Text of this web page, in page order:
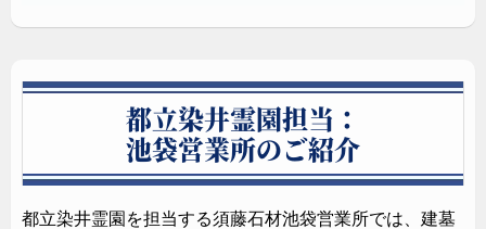
相談会参加申込方法
メールフォームから申込み
須藤石材が開発したガラスのお墓は、10cmの光学ガ
透明度が高いため真夏の炎天下でも熱くありません。
都立染井霊園担当：
池袋営業所のご紹介
都立染井霊園を担当する須藤石材池袋営業所では、建墓